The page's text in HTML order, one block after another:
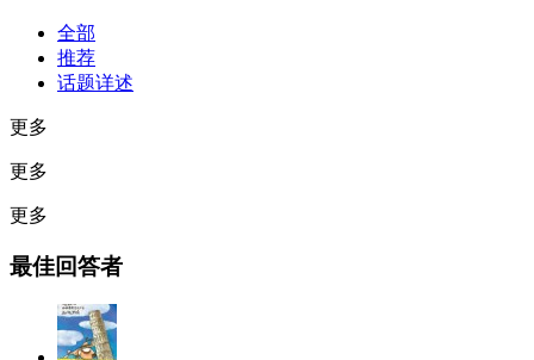
全部
推荐
话题详述
更多
更多
更多
最佳回答者